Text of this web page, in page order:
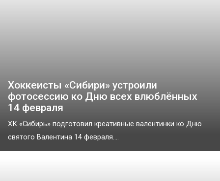
Хоккеисты «Сибири» устроили
фотосессию ко Дню всех влюблённых
14 февраля
ХК «Сибирь» подготовил креативные валентинки ко Дню
святого Валентина 14 февраля....